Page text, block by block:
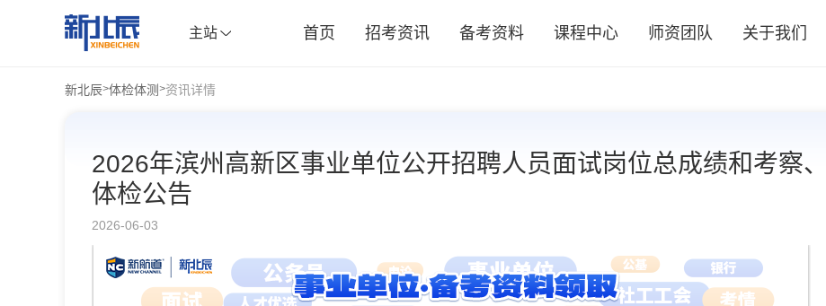
主站 首页 招考资讯 备考资料 课程中心 师资团队 关于我们
新北辰>体检体测>资讯详情
2026年滨州高新区事业单位公开招聘人员面试岗位总成绩和考察、
体检公告
2026-06-03